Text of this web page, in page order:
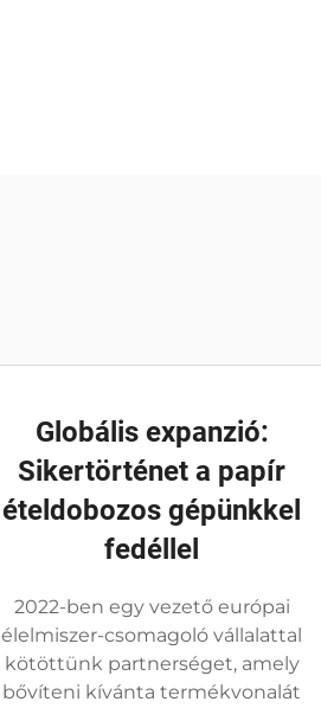
Globális expanzió:
Sikertörténet a papír
ételdobozos gépünkkel
fedéllel
2022-ben egy vezető európai
élelmiszer-csomagoló vállalattal
kötöttünk partnerséget, amely
bővíteni kívánta termékvonalát